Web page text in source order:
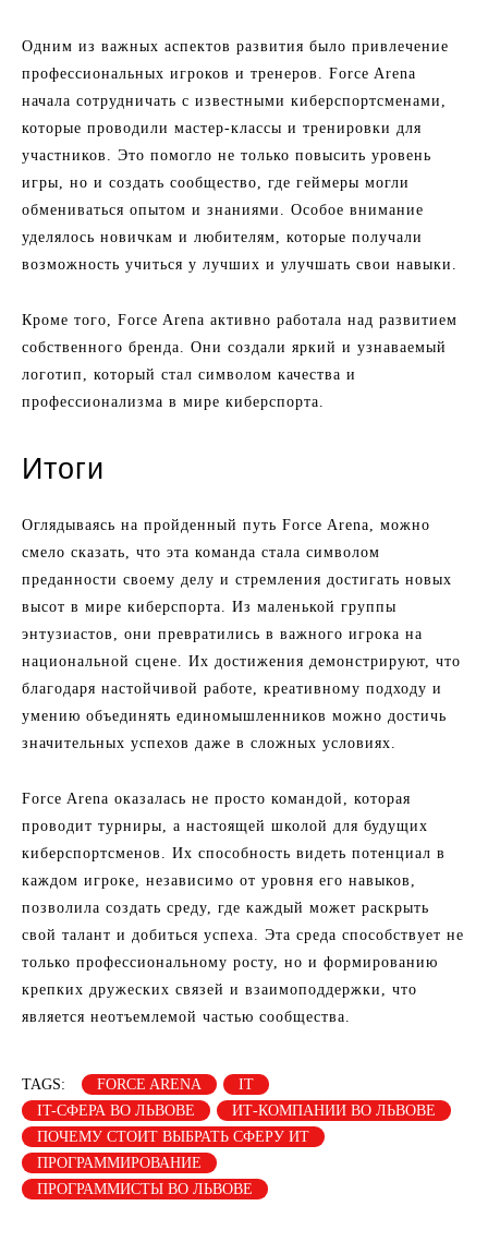
Одним из важных аспектов развития было привлечение
профессиональных игроков и тренеров. Force Arena
начала сотрудничать с известными киберспортсменами,
которые проводили мастер-классы и тренировки для
участников. Это помогло не только повысить уровень
игры, но и создать сообщество, где геймеры могли
обмениваться опытом и знаниями. Особое внимание
уделялось новичкам и любителям, которые получали
возможность учиться у лучших и улучшать свои навыки.
Кроме того, Force Arena активно работала над развитием
собственного бренда. Они создали яркий и узнаваемый
логотип, который стал символом качества и
профессионализма в мире киберспорта.
Итоги
Оглядываясь на пройденный путь Force Arena, можно
смело сказать, что эта команда стала символом
преданности своему делу и стремления достигать новых
высот в мире киберспорта. Из маленькой группы
энтузиастов, они превратились в важного игрока на
национальной сцене. Их достижения демонстрируют, что
благодаря настойчивой работе, креативному подходу и
умению объединять единомышленников можно достичь
значительных успехов даже в сложных условиях.
Force Arena оказалась не просто командой, которая
проводит турниры, а настоящей школой для будущих
киберспортсменов. Их способность видеть потенциал в
каждом игроке, независимо от уровня его навыков,
позволила создать среду, где каждый может раскрыть
свой талант и добиться успеха. Эта среда способствует не
только профессиональному росту, но и формированию
крепких дружеских связей и взаимоподдержки, что
является неотъемлемой частью сообщества.
TAGS: FORCE ARENA
IT
IT-СФЕРА ВО ЛЬВОВЕ
ИТ-КОМПАНИИ ВО ЛЬВОВЕ
ПОЧЕМУ СТОИТ ВЫБРАТЬ СФЕРУ ИТ
ПРОГРАММИРОВАНИЕ
ПРОГРАММИСТЫ ВО ЛЬВОВЕ